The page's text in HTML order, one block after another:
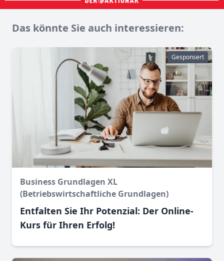
Das könnte Sie auch interessieren:
Gesponsert
Business Grundlagen XL
(Betriebswirtschaftliche Grundlagen)
Entfalten Sie Ihr Potenzial: Der Online-
Kurs für Ihren Erfolg!